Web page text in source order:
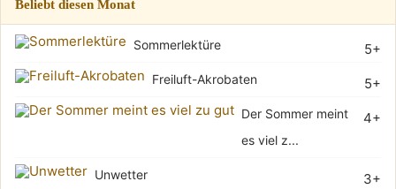
Beliebt diesen Monat
5+
Sommerlektüre
5+
Freiluft-Akrobaten
4+
Der Sommer meint
es viel z...
3+
Unwetter